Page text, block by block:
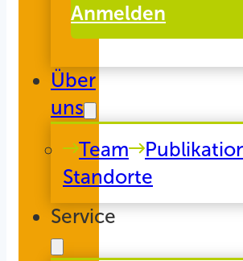
Anmelden
Über
uns
Team
Standorte
Service